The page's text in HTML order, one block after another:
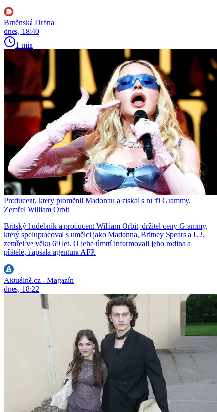
Brněnská Drbna
dnes, 18:40
1 min
Producent, který proměnil Madonnu a získal s ní tři Grammy.
Zemřel William Orbit
Britský hudebník a producent William Orbit, držitel ceny Grammy,
který spolupracoval s umělci jako Madonna, Britney Spears a U2,
zemřel ve věku 69 let. O jeho úmrtí informovali jeho rodina a
přátelé, napsala agentura AFP.
Aktuálně.cz - Magazín
dnes, 18:22